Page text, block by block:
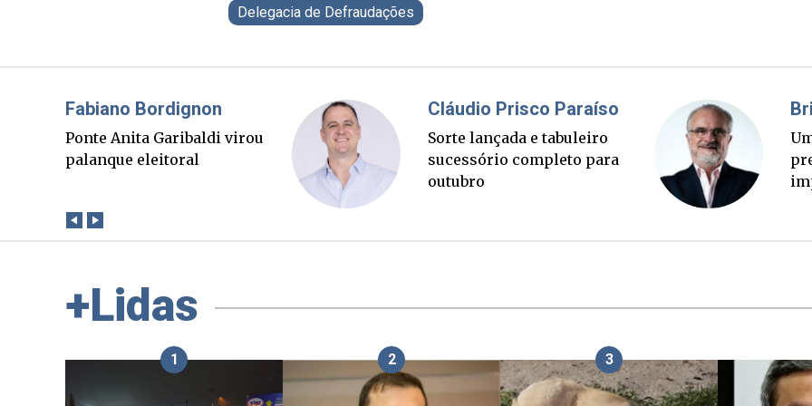
Delegacia de Defraudações
Misael Elias
O Boato corre mais rápido
que a verdade. Mas quem
Fabiano Bordignon
Ponte Anita Garibaldi virou
palanque eleitoral
+Lidas
1 2 3